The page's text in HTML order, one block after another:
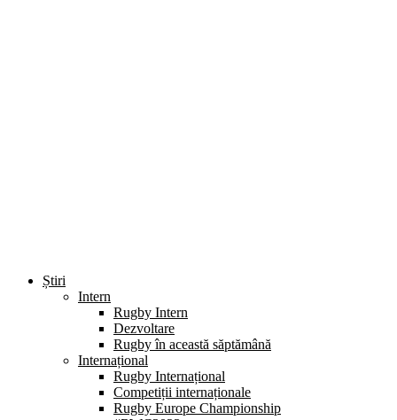
Știri
Intern
Rugby Intern
Dezvoltare
Rugby în această săptămână
Internațional
Rugby Internațional
Competiții internaționale
Rugby Europe Championship